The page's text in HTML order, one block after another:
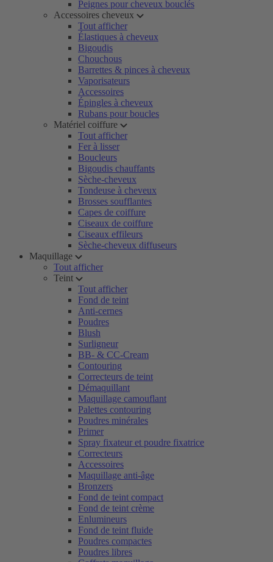
Peignes pour cheveux bouclés
Accessoires cheveux
Tout afficher
Élastiques à cheveux
Bigoudis
Chouchous
Barrettes & pinces à cheveux
Vaporisateurs
Accessoires
Épingles à cheveux
Rubans pour boucles
Matériel coiffure
Tout afficher
Fer à lisser
Boucleurs
Bigoudis chauffants
Sèche-cheveux
Tondeuse à cheveux
Brosses soufflantes
Capes de coiffure
Ciseaux de coiffure
Ciseaux effileurs
Sèche-cheveux diffuseurs
Maquillage
Tout afficher
Teint
Tout afficher
Fond de teint
Anti-cernes
Poudres
Blush
Surligneur
BB- & CC-Cream
Contouring
Correcteurs de teint
Démaquillant
Maquillage camouflant
Palettes contouring
Poudres minérales
Primer
Spray fixateur et poudre fixatrice
Correcteurs
Accessoires
Maquillage anti-âge
Bronzers
Fond de teint compact
Fond de teint crème
Enlumineurs
Fond de teint fluide
Poudres compactes
Poudres libres